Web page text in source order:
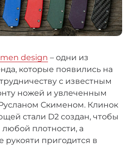
design – одни из
которые появились на
с известным
ножей и увлеченным
Скименом. Клинок
стали D2 создан, чтобы
плотности, а
рукояти пригодится в